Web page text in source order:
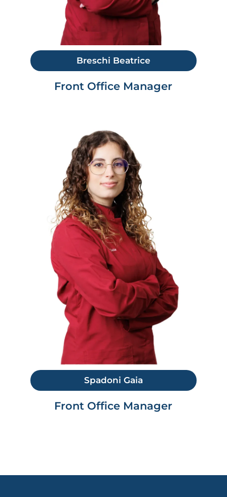
Breschi Beatrice
Front Office Manager
Spadoni Gaia
Front Office Manager